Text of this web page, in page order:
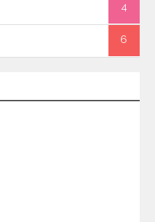
4
6